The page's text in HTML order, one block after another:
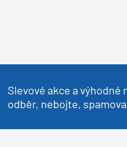
Slevové akce a
odběr, nebojte,